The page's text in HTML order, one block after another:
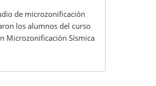
de microzonificación
los alumnos del curso
Microzonificación Sísmica